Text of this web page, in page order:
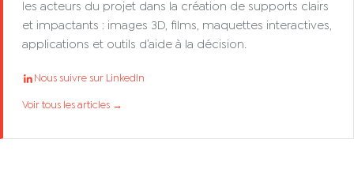
les acteurs du projet dans la création de supports clairs
et impactants : images 3D, films, maquettes interactives,
applications et outils d’aide à la décision.
Nous suivre sur LinkedIn
Voir tous les articles →